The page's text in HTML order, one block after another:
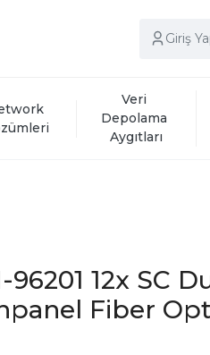
Giriş
Veri
Depolama
Aygıtları
12x SC
Fiber